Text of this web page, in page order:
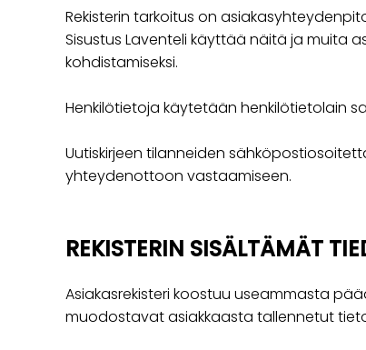
Rekisterin tarkoitus on
Sisustus Laventeli käyttää näitä ja muita
kohdistamiseksi.
Henkilötietoja käytetään henkilötietolain
Uutiskirjeen tilanneiden
yhteydenottoon vastaamiseen.
REKISTERIN SISÄLTÄMÄT
Asiakasrekisteri koostuu useammasta
muodostavat asiakkaasta tallennetut